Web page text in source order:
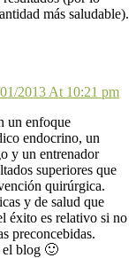
más saludable).
2013 At 10:21 pm
un enfoque
endocrino, un
y un entrenador
superiores que
quirúrgica.
y de salud que
éxito es relativo si no
preconcebidas.
el blog 🙂